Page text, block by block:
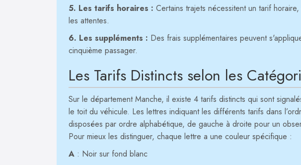
5. Les tarifs horaires : Certains trajets nécessitent un tarif
les attentes.
6. Les suppléments : Des frais supplémentaires peuvent
cinquième passager.
Les Tarifs Distincts selon les
Sur le département Manche, il existe 4 tarifs distincts qui sont
le toit du véhicule. Les lettres indiquant les différents tarifs dans
disposées par ordre alphabétique, de gauche à droite pour un
Pour mieux les distinguer, chaque lettre a une couleur spécifique :
A : Noir sur fond blanc